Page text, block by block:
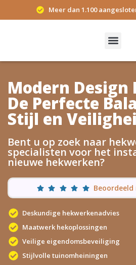
Meer dan 1.100
Modern Design
De Perfecte
Stijl en
Bent u op zoek naar
specialisten voor het
nieuwe hekwerken?
Deskundige hekwerkenadvies
Maatwerk hekoplossingen
Veilige eigendomsbeveiliging
Stijlvolle tuinomheiningen